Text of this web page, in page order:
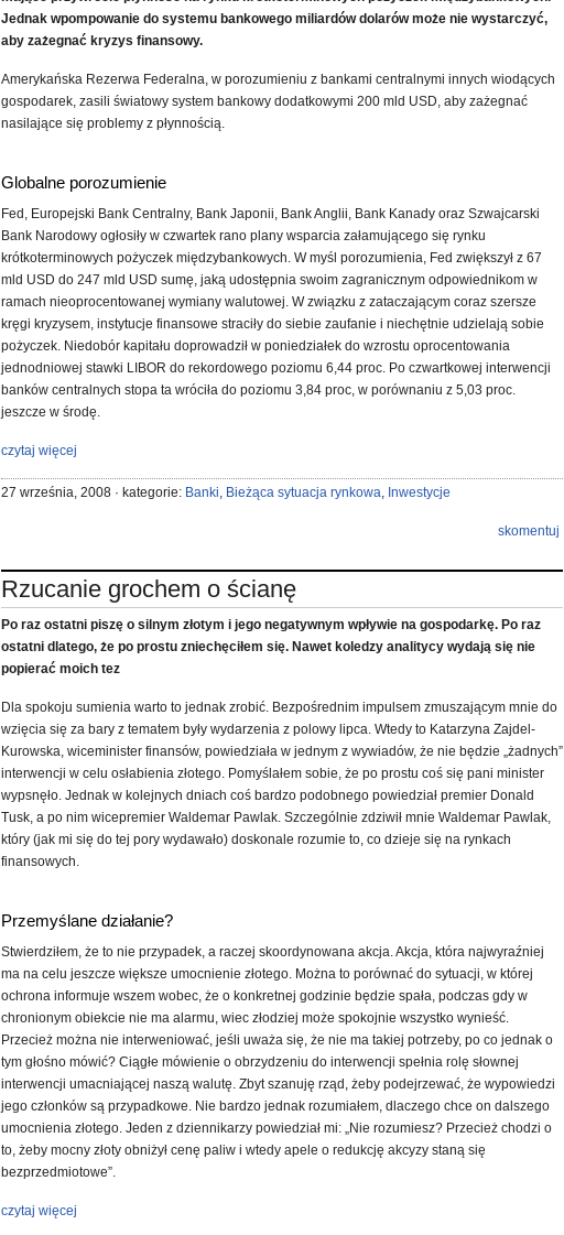
Jednak wpompowanie do systemu bankowego miliardów dolarów może nie wystarczyć,
aby zażegnać kryzys finansowy.
Amerykańska Rezerwa Federalna, w porozumieniu z bankami centralnymi innych wiodących
gospodarek, zasili światowy system bankowy dodatkowymi 200 mld USD, aby zażegnać
nasilające się problemy z płynnością.
Globalne porozumienie
Fed, Europejski Bank Centralny, Bank Japonii, Bank Anglii, Bank Kanady oraz Szwajcarski
Bank Narodowy ogłosiły w czwartek rano plany wsparcia załamującego się rynku
krótkoterminowych pożyczek międzybankowych. W myśl porozumienia, Fed zwiększył z 67
mld USD do 247 mld USD sumę, jaką udostępnia swoim zagranicznym odpowiednikom w
ramach nieoprocentowanej wymiany walutowej. W związku z zataczającym coraz szersze
kręgi kryzysem, instytucje finansowe straciły do siebie zaufanie i niechętnie udzielają sobie
pożyczek. Niedobór kapitału doprowadził w poniedziałek do wzrostu oprocentowania
jednodniowej stawki LIBOR do rekordowego poziomu 6,44 proc. Po czwartkowej interwencji
banków centralnych stopa ta wróciła do poziomu 3,84 proc, w porównaniu z 5,03 proc.
jeszcze w środę.
czytaj więcej
27 września, 2008 · kategorie: Banki, Bieżąca sytuacja rynkowa, Inwestycje
skomentuj
Rzucanie grochem o ścianę
Po raz ostatni piszę o silnym złotym i jego negatywnym wpływie na gospodarkę. Po raz
ostatni dlatego, że po prostu zniechęciłem się. Nawet koledzy analitycy wydają się nie
popierać moich tez
Dla spokoju sumienia warto to jednak zrobić. Bezpośrednim impulsem zmuszającym mnie do
wzięcia się za bary z tematem były wydarzenia z polowy lipca. Wtedy to Katarzyna Zajdel-
Kurowska, wiceminister finansów, powiedziała w jednym z wywiadów, że nie będzie „żadnych”
interwencji w celu osłabienia złotego. Pomyślałem sobie, że po prostu coś się pani minister
wypsnęło. Jednak w kolejnych dniach coś bardzo podobnego powiedział premier Donald
Tusk, a po nim wicepremier Waldemar Pawlak. Szczególnie zdziwił mnie Waldemar Pawlak,
który (jak mi się do tej pory wydawało) doskonale rozumie to, co dzieje się na rynkach
finansowych.
Przemyślane działanie?
Stwierdziłem, że to nie przypadek, a raczej skoordynowana akcja. Akcja, która najwyraźniej
ma na celu jeszcze większe umocnienie złotego. Można to porównać do sytuacji, w której
ochrona informuje wszem wobec, że o konkretnej godzinie będzie spała, podczas gdy w
chronionym obiekcie nie ma alarmu, wiec złodziej może spokojnie wszystko wynieść.
Przecież można nie interweniować, jeśli uważa się, że nie ma takiej potrzeby, po co jednak o
tym głośno mówić? Ciągłe mówienie o obrzydzeniu do interwencji spełnia rolę słownej
interwencji umacniającej naszą walutę. Zbyt szanuję rząd, żeby podejrzewać, że wypowiedzi
jego członków są przypadkowe. Nie bardzo jednak rozumiałem, dlaczego chce on dalszego
umocnienia złotego. Jeden z dziennikarzy powiedział mi: „Nie rozumiesz? Przecież chodzi o
to, żeby mocny złoty obniżył cenę paliw i wtedy apele o redukcję akcyzy staną się
bezprzedmiotowe”.
czytaj więcej